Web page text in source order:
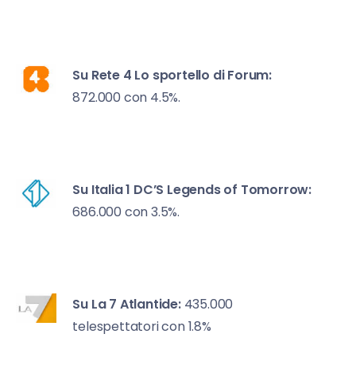
Su Rete 4 Lo sportello di Forum:
872.000 con 4.5%.
Su Italia 1 DC’S Legends of Tomorrow:
686.000 con 3.5%.
Su La 7 Atlantide: 435.000
telespettatori con 1.8%